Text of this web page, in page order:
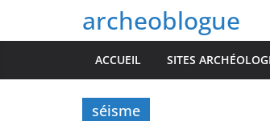
archeoblogue
ACCUEIL SITES
séisme